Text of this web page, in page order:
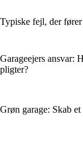
Typiske fejl, der
Garageejers ansvar:
pligter?
Grøn garage: Skab